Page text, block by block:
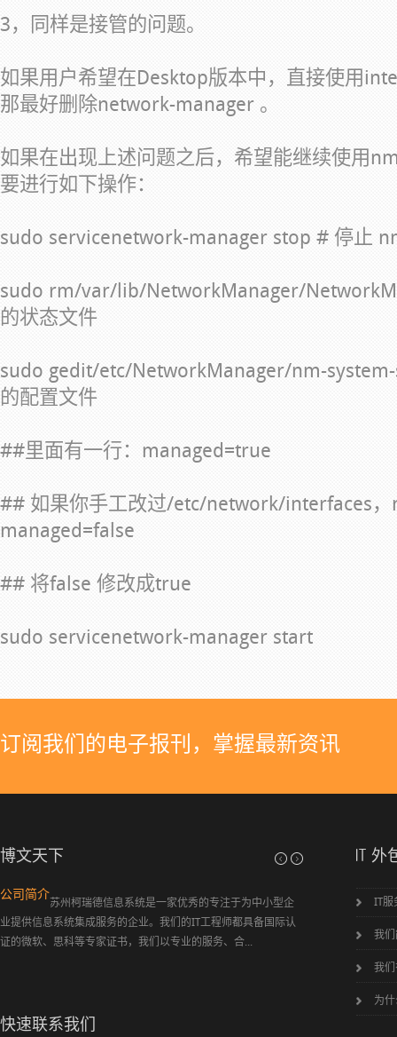
3，同样是接管的问题。
如果用户希望在Desktop版本中，直接使用
那最好删除network-manager 。
如果在出现上述问题之后，希望能继续使用
要进行如下操作：
sudo servicenetwork-manager stop # 停止
sudo rm/var/lib/NetworkManager/
的状态文件
sudo gedit/etc/NetworkManager/nm-
的配置文件
##里面有一行：managed=true
## 如果你手工改过/etc/network/interfaces
managed=false
## 将false 修改成true
sudo servicenetwork-manager start
订阅我们的电子报刊，掌握最新资讯
博文天下
弱电工程简介
综合布线 智能家居 程控数字电话 闭路监控 防盗
报警 智能一卡通 背景音乐及公共广播
瑞德信息系统有限
快速联系我们
IT 外
IT服
我
我
为